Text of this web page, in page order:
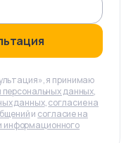
я принимаю
данных,
данных,согласие на
и согласие на
информационного